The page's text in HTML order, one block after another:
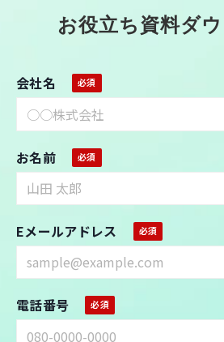
お役立ち資料ダ
会社名
お名前
Eメールアドレス
電話番号